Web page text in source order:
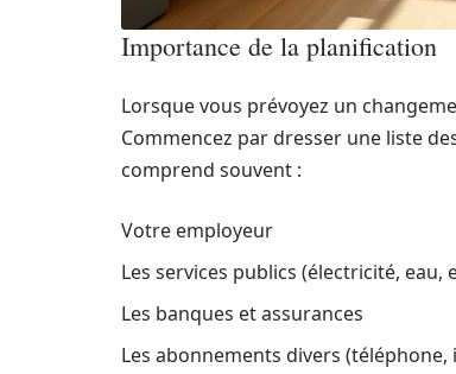
Importance de la planification
Lorsque vous prévoyez un
Commencez par dresser une liste
comprend souvent :
Votre employeur
Les services publics (électricité, eau,
Les banques et assurances
Les abonnements divers